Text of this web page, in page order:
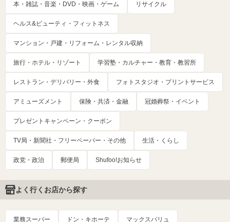
本・雑誌・音楽・DVD・映画・ゲーム リサイクル
ヘルス&ビューティ・フィットネス
マンション・戸建・リフォーム・レンタル収納
旅行・ホテル・リゾート 学習塾・カルチャー・教育・教習所
レストラン・デリバリー・外食 フォトスタジオ・プリントサービス
アミューズメント 保険・共済・金融 冠婚葬祭・イベント
プレゼントキャンペーン・クーポン
TV局・新聞社・フリーペーパー・その他 生活・くらし
政党・政治 郵便局 Shufoo!お知らせ
よく行くお店から探す
業務スーパー ドン・キホーテ マックスバリュ